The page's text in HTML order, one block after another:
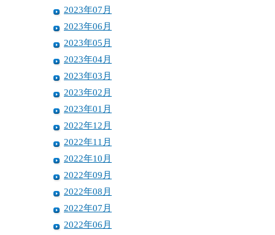
2023年07月
2023年06月
2023年05月
2023年04月
2023年03月
2023年02月
2023年01月
2022年12月
2022年11月
2022年10月
2022年09月
2022年08月
2022年07月
2022年06月